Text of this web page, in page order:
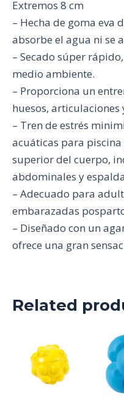
Extremos 8 cm
– Hecha de goma eva
absorbe el agua ni se
– Secado súper
medio ambiente.
– Proporciona un
huesos, articulaciones
– Tren de estrés
acuáticas para
superior del cuerpo,
abdominales y
– Adecuado para
embarazadas
– Diseñado con un
ofrece una gran
Related